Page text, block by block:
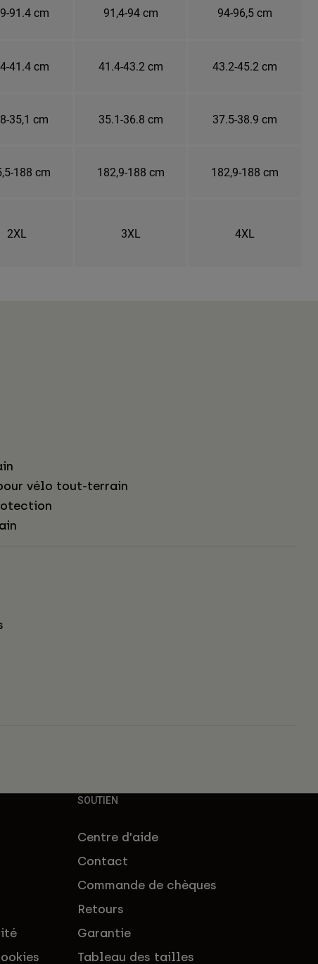
91.4 cm 91,4-94 cm 94-96,5 cm
41.4 cm 41.4-43.2 cm 43.2-45.2 cm
35,1 cm 35.1-36.8 cm 37.5-38.9 cm
188 cm 182,9-188 cm 182,9-188 cm
2XL 3XL 4XL
vélo tout-terrain
SOUTIEN
Centre d'aide
Contact
Commande de chèques
Retours
Garantie
Tableau des tailles